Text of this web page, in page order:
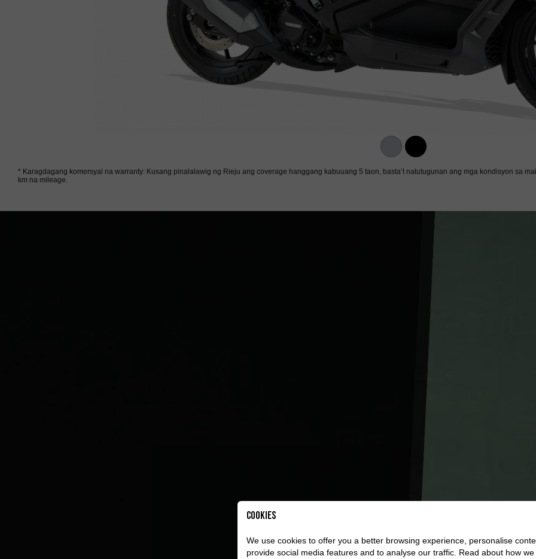
* Karagdagang komersyal na warranty: Kusang pinalalawig ng Rieju ang coverage hanggang kabuuang 5 taon, basta’t natutugunan ang mga kondisyon sa
km na mileage.
Cookies
We use cookies to offer you a better browsing experience, personalise
provide social media features and to analyse our traffic. Read about how we